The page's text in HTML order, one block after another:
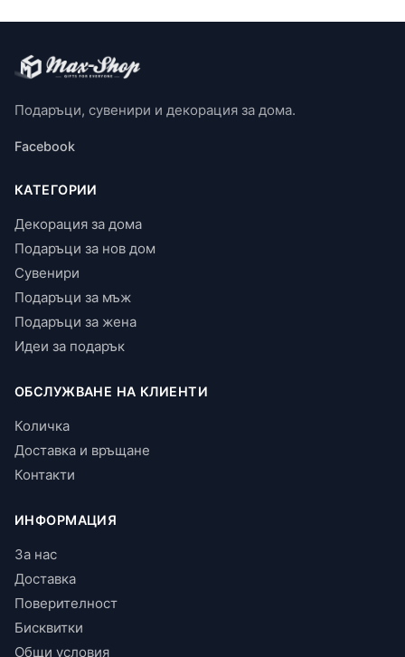
Подаръци, сувенири и декорация за дома.
Facebook
КАТЕГОРИИ
Декорация за дома
Подаръци за нов дом
Сувенири
Подаръци за мъж
Подаръци за жена
Идеи за подарък
ОБСЛУЖВАНЕ НА КЛИЕНТИ
Количка
Доставка и връщане
Контакти
ИНФОРМАЦИЯ
За нас
Доставка
Поверителност
Бисквитки
Общи условия